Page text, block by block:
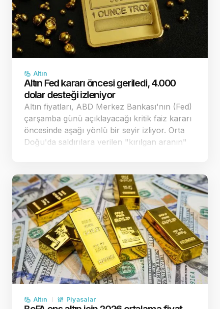
Altın
Altın Fed kararı öncesi geriledi, 4.000
dolar desteği izleniyor
Altın fiyatları, ABD Merkez Bankası'nın (Fed)
çarşamba günü açıklayacağı kritik faiz kararı
öncesinde aşağı yönlü bir seyir izliyor. Orta
Doğu'da saldırılara verilen "kırılgan aranın"
Altın Piyasalar